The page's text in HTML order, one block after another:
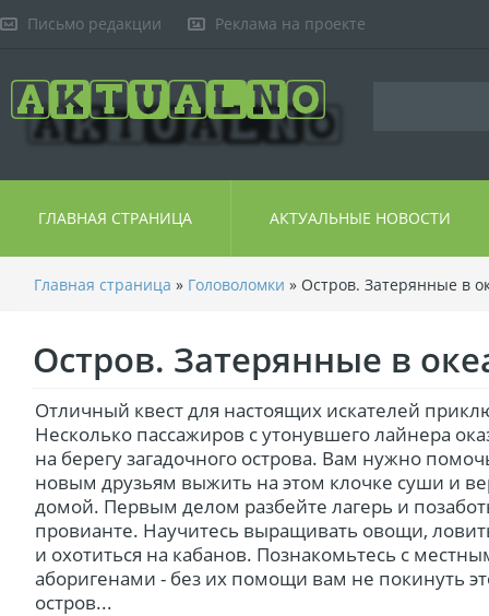
Письмо редакции Реклама на проекте
ГЛАВНАЯ СТРАНИЦА АКТУАЛЬНЫЕ НОВОСТИ
Главная страница » Головоломки » Остров. Затерянные в
Остров. Затерянные в
Отличный квест для настоящих искателей
Несколько пассажиров с утонувшего лайнера
на берегу загадочного острова. Вам нужно
новым друзьям выжить на этом клочке суши и
домой. Первым делом разбейте лагерь и
провианте. Научитесь выращивать овощи,
и охотиться на кабанов. Познакомьтесь с
аборигенами - без их помощи вам не покинуть
остров...